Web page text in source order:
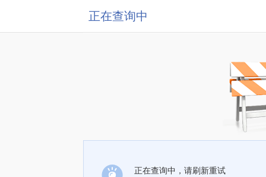
正在查询中
正在查询中，请刷新重试